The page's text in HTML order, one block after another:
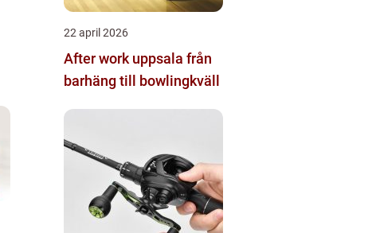
22 april 2026
After work uppsala från
barhäng till bowlingkväll